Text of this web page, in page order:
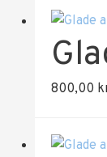
800,00